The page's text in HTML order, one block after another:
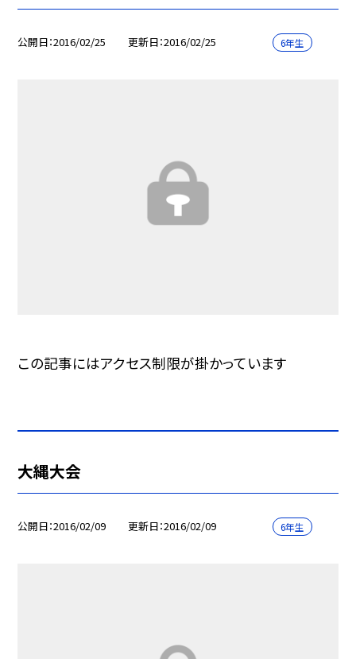
公開日 2016/02/25 更新日 2016/02/25 6年生
この記事にはアクセス制限が掛かっています
大縄大会
公開日 2016/02/09 更新日 2016/02/09 6年生